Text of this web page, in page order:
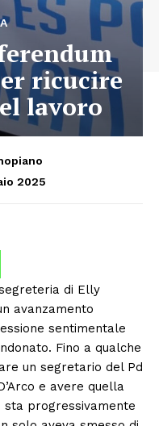
ricucire
lavoro
2025
di Elly
avanzamento
sentimentale
Fino a qualche
un segretario del Pd
e avere quella
sta progressivamente